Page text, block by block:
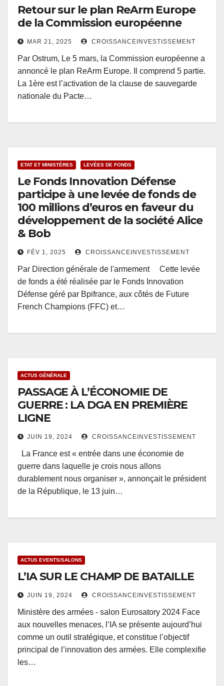
Retour sur le plan ReArm Europe
de la Commission européenne
MAR 21, 2025 CROISSANCEINVESTISSEMENT
Par Ostrum, Le 5 mars, la Commission européenne a
annoncé le plan ReArm Europe. Il comprend 5 partie.
La 1ère est l’activation de la clause de sauvegarde
nationale du Pacte…
ETAT ET MINISTÈRES LEVÉES DE FONDS
Le Fonds Innovation Défense
participe à une levée de fonds de
100 millions d’euros en faveur du
développement de la société Alice
& Bob
FÉV 1, 2025 CROISSANCEINVESTISSEMENT
Par Direction générale de l'armement Cette levée
de fonds a été réalisée par le Fonds Innovation
Défense géré par Bpifrance, aux côtés de Future
French Champions (FFC) et…
ACTUS GÉNÉRALE
PASSAGE À L’ÉCONOMIE DE
GUERRE : LA DGA EN PREMIÈRE
LIGNE
JUIN 19, 2024 CROISSANCEINVESTISSEMENT
La France est « entrée dans une économie de
guerre dans laquelle je crois nous allons
durablement nous organiser », annonçait le président
de la République, le 13 juin…
ACTUS EVENTS/SALONS
L’IA SUR LE CHAMP DE BATAILLE
JUIN 19, 2024 CROISSANCEINVESTISSEMENT
Ministère des armées - salon Eurosatory 2024 Face
aux nouvelles menaces, l’IA se présente aujourd’hui
comme un outil stratégique, et constitue l’objectif
principal de l’innovation des armées. Elle complexifie
les…